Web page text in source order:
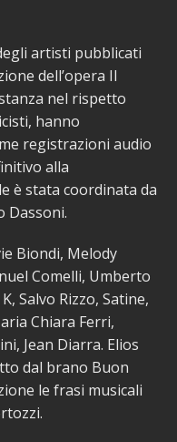
artisti pubblicati
dell’opera Il
nel rispetto
hanno
registrazioni audio
alla
è stata coordinata da
Dassoni.
Biondi, Melody
Comelli, Umberto
Salvo Rizzo, Satine,
Chiara Ferri,
Jean Diarra. Elios
dal brano Buon
le frasi musicali